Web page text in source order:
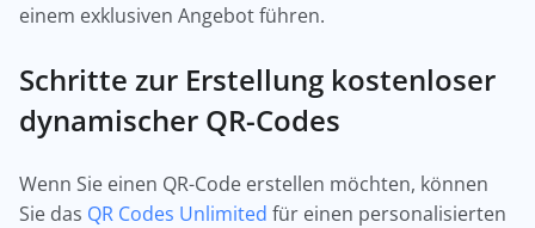
einem exklusiven Angebot führen.
Schritte zur Erstellung kostenloser
dynamischer QR-Codes
Wenn Sie einen QR-Code erstellen möchten, können
Sie das QR Codes Unlimited für einen personalisierten